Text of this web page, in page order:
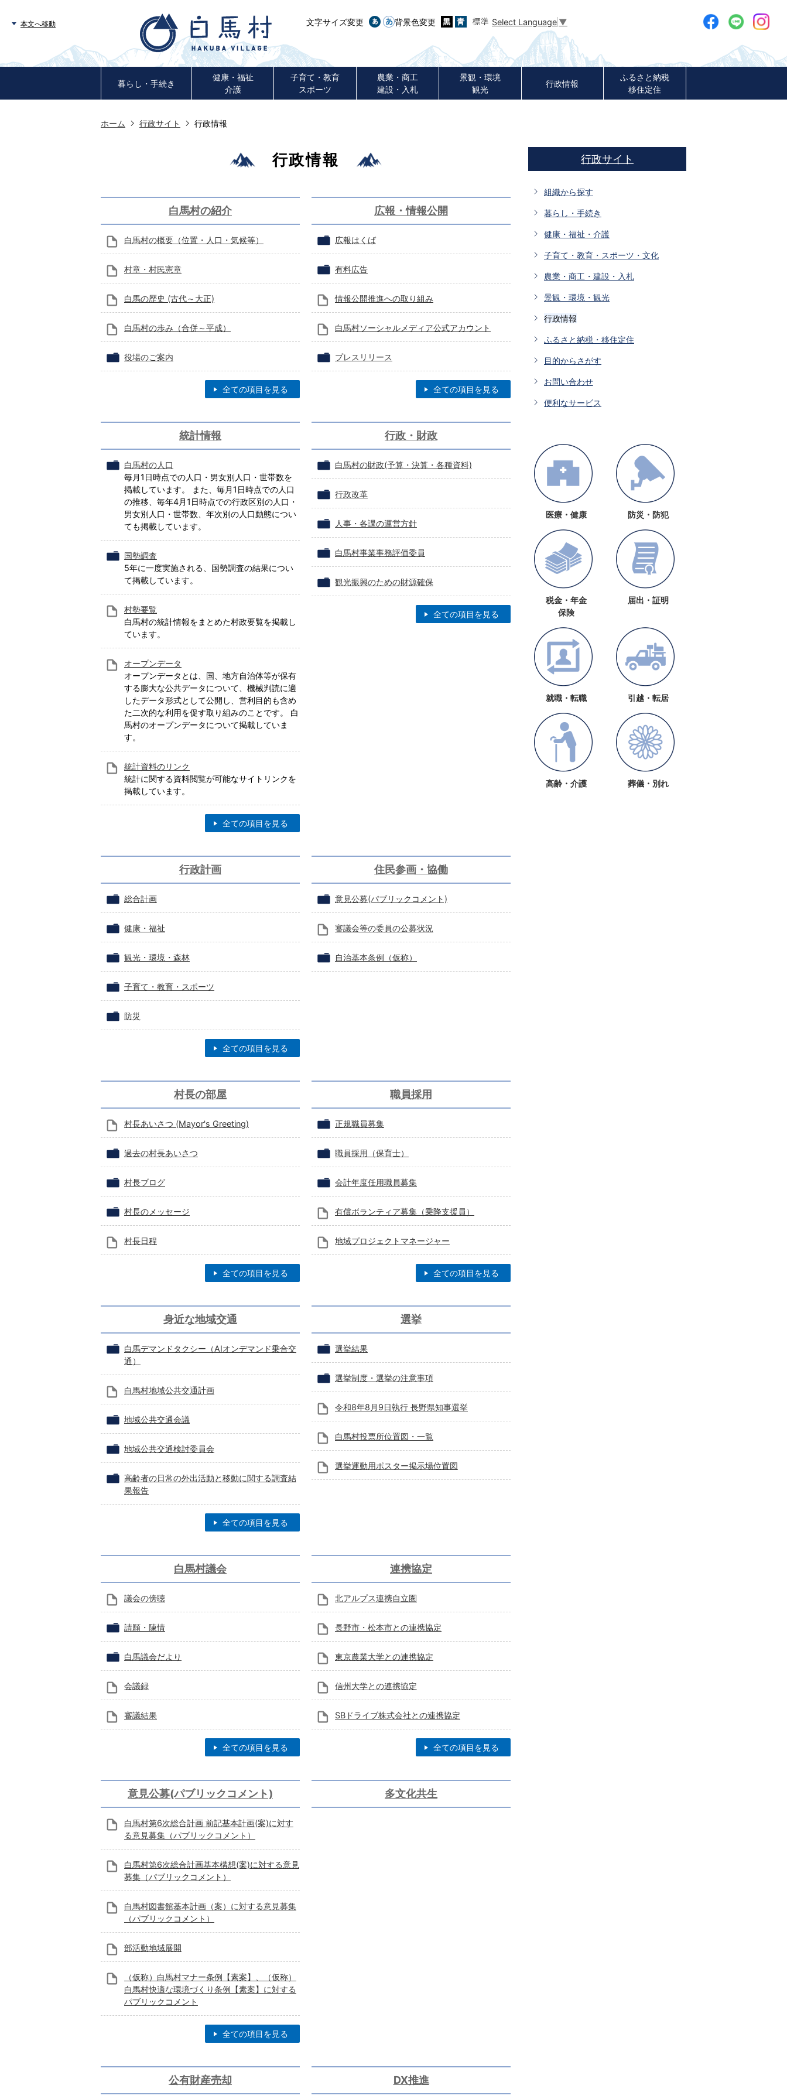
本文へ移動 文字サイズ変更 背景色変更 Select Language ▼
暮らし・手続き
健康・福祉
介護
子育て・教育
スポーツ
農業・商工
建設・入札
景観・環境
観光
行政情報
ふるさと納税
移住定住
ホーム 行政サイト 行政情報
行政情報
白馬村の紹介
白馬村の概要（位置・人口・気候等）
村章・村民憲章
白馬の歴史 (古代～大正)
白馬村の歩み（合併～平成）
役場のご案内
全ての項目を見る
広報・情報公開
広報はくば
有料広告
情報公開推進への取り組み
白馬村ソーシャルメディア公式アカウント
プレスリリース
全ての項目を見る
統計情報
白馬村の人口
毎月1日時点での人口・男女別人口・世帯数を
掲載しています。 また、毎月1日時点での人口
の推移、毎年4月1日時点での行政区別の人口・
男女別人口・世帯数、年次別の人口動態につい
ても掲載しています。
国勢調査
5年に一度実施される、国勢調査の結果につい
て掲載しています。
村勢要覧
白馬村の統計情報をまとめた村政要覧を掲載し
ています。
オープンデータ
オープンデータとは、国、地方自治体等が保有
する膨大な公共データについて、機械判読に適
したデータ形式として公開し、営利目的も含め
た二次的な利用を促す取り組みのことです。 白
馬村のオープンデータについて掲載していま
す。
統計資料のリンク
統計に関する資料閲覧が可能なサイトリンクを
掲載しています。
全ての項目を見る
行政・財政
白馬村の財政(予算・決算・各種資料)
行政改革
人事・各課の運営方針
白馬村事業事務評価委員
観光振興のための財源確保
全ての項目を見る
行政計画
総合計画
健康・福祉
観光・環境・森林
子育て・教育・スポーツ
防災
全ての項目を見る
住民参画・協働
意見公募(パブリックコメント)
審議会等の委員の公募状況
自治基本条例（仮称）
村長の部屋
村長あいさつ (Mayor's Greeting)
過去の村長あいさつ
村長ブログ
村長のメッセージ
村長日程
全ての項目を見る
職員採用
正規職員募集
職員採用（保育士）
会計年度任用職員募集
有償ボランティア募集（乗降支援員）
地域プロジェクトマネージャー
全ての項目を見る
身近な地域交通
白馬デマンドタクシー（AIオンデマンド乗合交
通）
白馬村地域公共交通計画
地域公共交通会議
地域公共交通検討委員会
高齢者の日常の外出活動と移動に関する調査結
果報告
全ての項目を見る
選挙
選挙結果
選挙制度・選挙の注意事項
令和8年8月9日執行 長野県知事選挙
白馬村投票所位置図・一覧
選挙運動用ポスター掲示場位置図
白馬村議会
議会の傍聴
請願・陳情
白馬議会だより
会議録
審議結果
全ての項目を見る
連携協定
北アルプス連携自立圏
長野市・松本市との連携協定
東京農業大学との連携協定
信州大学との連携協定
SBドライブ株式会社との連携協定
全ての項目を見る
意見公募(パブリックコメント)
白馬村第6次総合計画 前記基本計画(案)に対す
る意見募集（パブリックコメント）
白馬村第6次総合計画基本構想(案)に対する意見
募集（パブリックコメント）
白馬村図書館基本計画（案）に対する意見募集
（パブリックコメント）
部活動地域展開
（仮称）白馬村マナー条例【素案】、（仮称）
白馬村快適な環境づくり条例【素案】に対する
パブリックコメント
全ての項目を見る
多文化共生
公有財産売却 DX推進
行政サイト
組織から探す
暮らし・手続き
健康・福祉・介護
子育て・教育・スポーツ・文化
農業・商工・建設・入札
景観・環境・観光
行政情報
ふるさと納税・移住定住
目的からさがす
お問い合わせ
便利なサービス
医療・健康 防災・防犯
税金・年金
保険
届出・証明
就職・転職 引越・転居
高齢・介護 葬儀・別れ